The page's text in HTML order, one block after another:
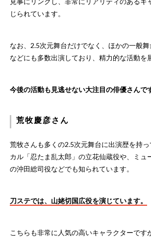
じられています。
なお、2.5次元舞台だけでなく、ほかの一般
などにも多数出演しており、精力的な活動を
今後の活動も見逃せない大注目の俳優さんで
荒牧慶彦さん
荒牧さんも多くの2.5次元舞台に出演歴を持
カル「忍たま乱太郎」の立花仙蔵役や、ミュ
の沖田総司役などでも知られています。
刀ステでは、山姥切国広役を演じています。
こちらも非常に人気の高いキャラクターです